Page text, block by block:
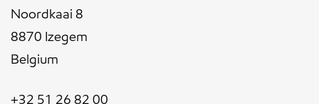
Noordkaai 8
8870 Izegem
Belgium
+32 51 26 82 00